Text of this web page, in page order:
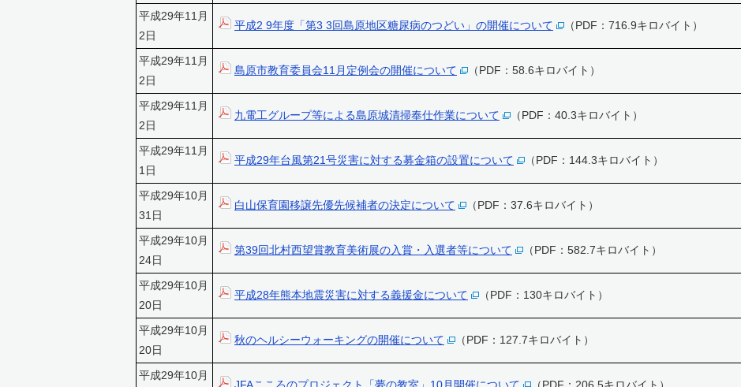
平成29年11月
2日
平成2 9年度「第3 3回島原地区糖尿病のつどい」の開催について （PDF：716.9キロバイト）
平成29年11月
2日
島原市教育委員会11月定例会の開催について （PDF：58.6キロバイト）
平成29年11月
2日
九電工グループ等による島原城清掃奉仕作業について （PDF：40.3キロバイト）
平成29年11月
1日
平成29年台風第21号災害に対する募金箱の設置について （PDF：144.3キロバイト）
平成29年10月
31日
白山保育園移譲先優先候補者の決定について （PDF：37.6キロバイト）
平成29年10月
24日
第39回北村西望賞教育美術展の入賞・入選者等について （PDF：582.7キロバイト）
平成29年10月
20日
平成28年熊本地震災害に対する義援金について （PDF：130キロバイト）
平成29年10月
20日
秋のヘルシーウォーキングの開催について （PDF：127.7キロバイト）
平成29年10月